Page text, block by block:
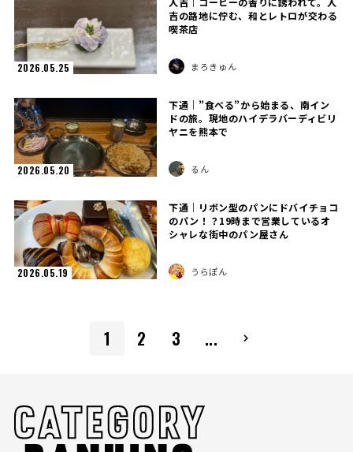
2026.05.25
吉の路地に佇む、和とレトロが交わる
喫茶店
まろきゅん
2026.05.20
下通｜”食べる”から始まる、南イン
ドの旅。現地のハイデラバーディビリ
ヤニを熊本で
るん
2026.05.19
下通｜リボン型のパンにドバイチョコ
のパン！？19時まで営業しているオ
シャレな街中のパン屋さん
うらぽん
1 2 3 ...